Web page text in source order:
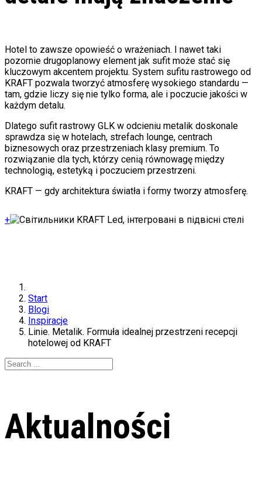
Hotel to zawsze opowieść o wrażeniach. I nawet taki
pozornie drugoplanowy element jak sufit może stać się
kluczowym akcentem projektu. System sufitu rastrowego od
KRAFT pozwala tworzyć atmosferę wysokiego standardu —
tam, gdzie liczy się nie tylko forma, ale i poczucie jakości w
każdym detalu.
Dlatego sufit rastrowy GLK w odcieniu metalik doskonale
sprawdza się w hotelach, strefach lounge, centrach
biznesowych oraz przestrzeniach klasy premium. To
rozwiązanie dla tych, którzy cenią równowagę między
technologią, estetyką i poczuciem przestrzeni.
KRAFT — gdy architektura światła i formy tworzy atmosferę.
+
Start
Blogi
Inspiracje
Linie. Metalik. Formuła idealnej przestrzeni recepcji
hotelowej od KRAFT
Aktualności